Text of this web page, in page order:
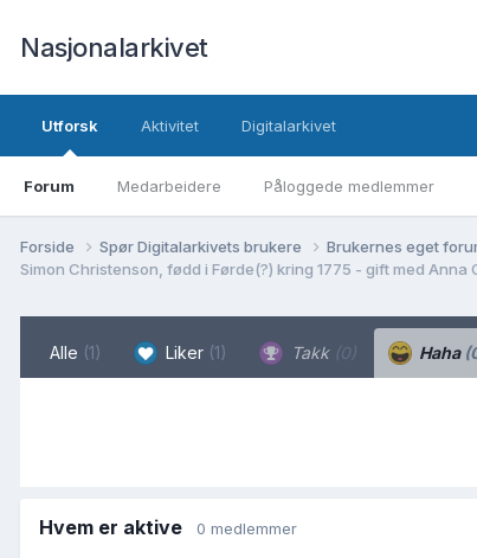
Nasjonalarkivet
Utforsk
Forum Medarbeidere Påloggede medlemmer
Aktivitet Digitalarkivet
Forside Spør Digitalarkivets brukere
Brukernes eget
Alle (1) Liker (1) Takk (0) Haha
Hvem er aktive 0 medlemmer